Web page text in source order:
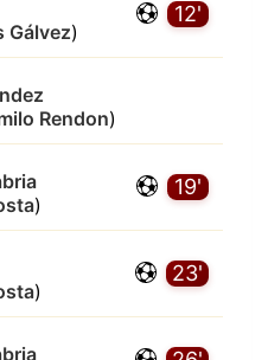
12'
Gálvez)
Rendon)
19'
)
23'
)